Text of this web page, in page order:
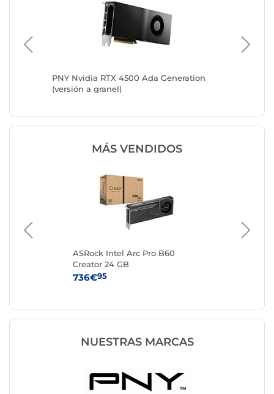
PNY Nvidia RTX 4500 Ada Generation
(versión a granel)
MÁS VENDIDOS
ASRock Intel Arc Pro B60
Creator 24 GB
736€95
NUESTRAS MARCAS